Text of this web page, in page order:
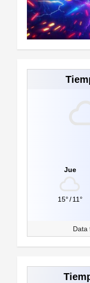
Jue
15°/11°
Data